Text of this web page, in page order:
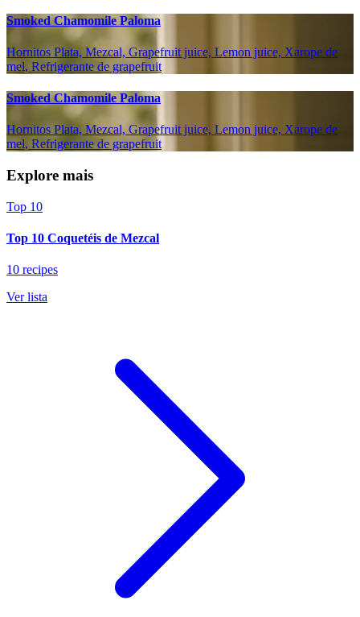
Smoked Chamomile Paloma
Hornitos Plata, Mezcal, Grapefruit juice, Lemon juice, Xarope de
mel, Refrigerante de grapefruit
Smoked Chamomile Paloma
Hornitos Plata, Mezcal, Grapefruit juice, Lemon juice, Xarope de
mel, Refrigerante de grapefruit
Explore mais
Top 10
Top 10 Coquetéis de Mezcal
10 recipes
Ver lista